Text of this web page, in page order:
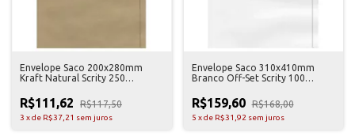
Envelope Saco 200x280mm
Kraft Natural Scrity 250
R$111,62 R$117,50
3 xde R$37,21 sem juros
Envelope Saco 310x410mm
Branco Off-Set Scrity 100
R$159,60 R$168,00
5 xde R$31,92 sem juros